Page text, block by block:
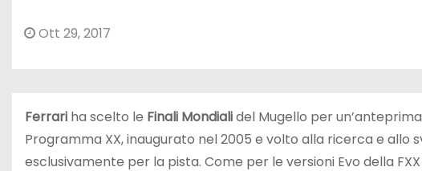
Ott 29, 2017
Ferrari ha scelto le Finali Mondialidel Mugello per
Programma XX, inaugurato nel 2005 e volto alla ricerca e
esclusivamente per la pista. Come per le versioni Evo della